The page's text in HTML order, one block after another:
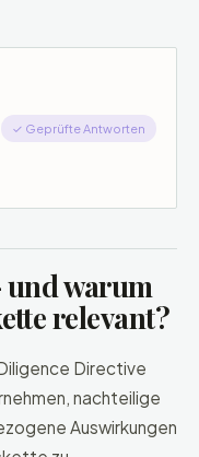
✓ Geprüfte Antworten
und warum
relevant?
Directive
nachteilige
Auswirkungen